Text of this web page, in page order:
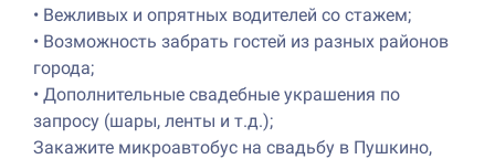
• Вежливых и опрятных водителей со стажем;
• Возможность забрать гостей из разных районов
города;
• Дополнительные свадебные украшения по
запросу (шары, ленты и т.д.);
Закажите микроавтобус на свадьбу в Пушкино,